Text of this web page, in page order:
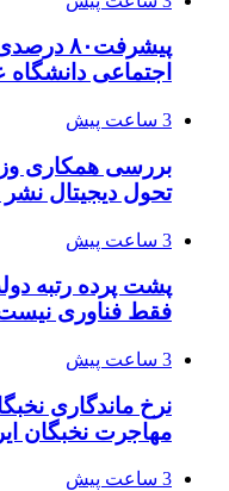
اجتماعی دانشگاه
3 ساعت پیش
بررسی همکاری
تحول دیجیتال
3 ساعت پیش
پشت پرده رتبه
فقط فناوری
3 ساعت پیش
نرخ ماندگاری
مهاجرت نخبگان
3 ساعت پیش